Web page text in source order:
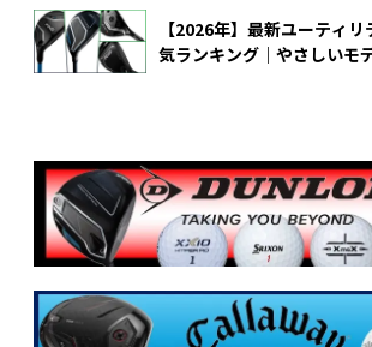
【2026年】最新ユーティ
気ランキング｜やさしいモ